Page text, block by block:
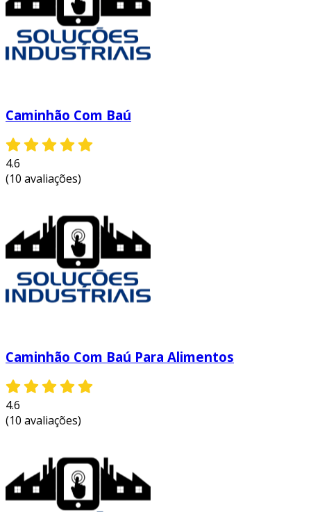
Caminhão Com Baú
4.6
(10 avaliações)
Caminhão Com Baú Para Alimentos
4.6
(10 avaliações)